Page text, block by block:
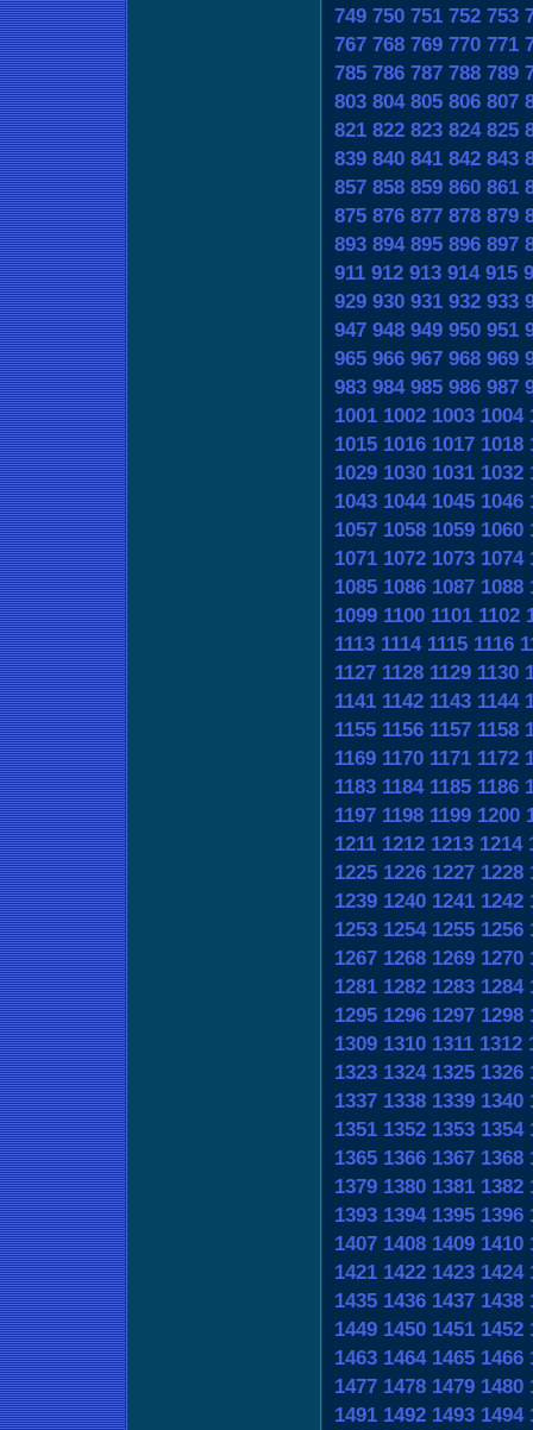
749 750 751 752 753
767 768 769 770 771
785 786 787 788 789
803 804 805 806 807
821 822 823 824 825
839 840 841 842 843
857 858 859 860 861
875 876 877 878 879
893 894 895 896 897
911 912 913 914 915
929 930 931 932 933
947 948 949 950 951
965 966 967 968 969
983 984 985 986 987
1001 1002 1003 1004
1015 1016 1017 1018
1029 1030 1031 1032
1043 1044 1045 1046
1057 1058 1059 1060
1071 1072 1073 1074
1085 1086 1087 1088
1099 1100 1101 1102
1113 1114 1115 1116
1127 1128 1129 1130
1141 1142 1143 1144
1155 1156 1157 1158
1169 1170 1171 1172
1183 1184 1185 1186
1197 1198 1199 1200
1211 1212 1213 1214
1225 1226 1227 1228
1239 1240 1241 1242
1253 1254 1255 1256
1267 1268 1269 1270
1281 1282 1283 1284
1295 1296 1297 1298
1309 1310 1311 1312
1323 1324 1325 1326
1337 1338 1339 1340
1351 1352 1353 1354
1365 1366 1367 1368
1379 1380 1381 1382
1393 1394 1395 1396
1407 1408 1409 1410
1421 1422 1423 1424
1435 1436 1437 1438
1449 1450 1451 1452
1463 1464 1465 1466
1477 1478 1479 1480
1491 1492 1493 1494